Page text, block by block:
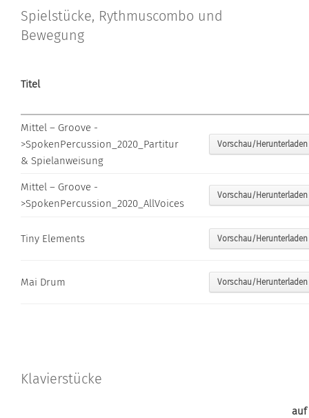
Spielstücke, Rythmuscombo und
Bewegung
Titel
Mittel – Groove -
>SpokenPercussion_2020_Partitur
& Spielanweisung
Vorschau/Herunterladen
Mittel – Groove -
>SpokenPercussion_2020_AllVoices
Vorschau/Herunterladen
Tiny Elements Vorschau/Herunterladen
Mai Drum Vorschau/Herunterladen
Klavierstücke
auf